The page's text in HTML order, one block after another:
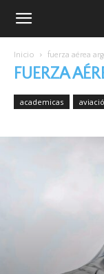
Inicio fuerza aérea
FUERZA
academicas